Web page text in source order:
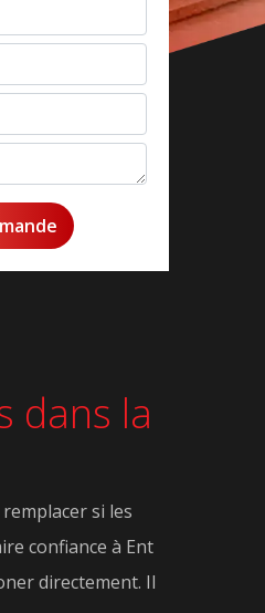
dans la
si les
confiance à Ent
directement. Il